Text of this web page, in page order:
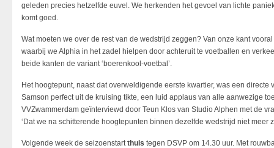
geleden precies hetzelfde euvel. We herkenden het gevoel van lichte
komt goed.
Wat moeten we over de rest van de wedstrijd zeggen? Van onze kant
waarbij we Alphia in het zadel hielpen door achteruit te voetballen en
beide kanten de variant ‘boerenkool-voetbal’.
Het hoogtepunt, naast dat overweldigende eerste kwartier, was een
Samson perfect uit de kruising tikte, een luid applaus van alle aanwezige
VVZwammerdam geïnterviewd door Teun Klos van Studio Alphen met de
‘Dat we na schitterende hoogtepunten binnen dezelfde wedstrijd niet meer
Volgende week de seizoenstartthuis tegen DSVP om 14.30 uur. Met